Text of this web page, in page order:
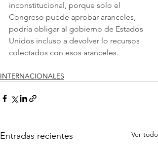
inconstitucional, porque solo el
Congreso puede aprobar aranceles,
podría obligar al gobierno de Estados
Unidos incluso a devolver lo recursos
colectados con esos aranceles.
INTERNACIONALES
Entradas recientes Ver todo